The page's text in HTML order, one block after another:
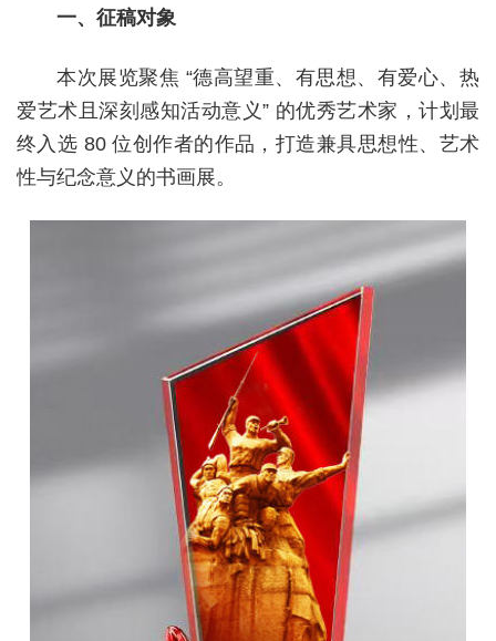
一、征稿对象
本次展览聚焦 “德高望重、有思想、有爱心、热
爱艺术且深刻感知活动意义” 的优秀艺术家，计划最
终入选 80 位创作者的作品，打造兼具思想性、艺术
性与纪念意义的书画展。